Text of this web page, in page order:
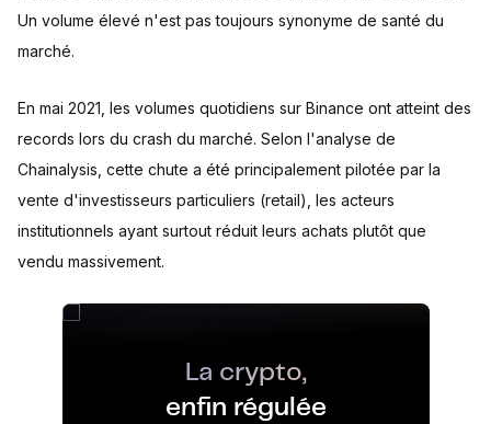
Un volume élevé n'est pas toujours synonyme de santé du
marché.
En mai 2021, les volumes quotidiens sur Binance ont atteint des
records lors du crash du marché. Selon l'analyse de
Chainalysis, cette chute a été principalement pilotée par la
vente d'investisseurs particuliers (retail), les acteurs
institutionnels ayant surtout réduit leurs achats plutôt que
vendu massivement.
La crypto,
enfin régulée